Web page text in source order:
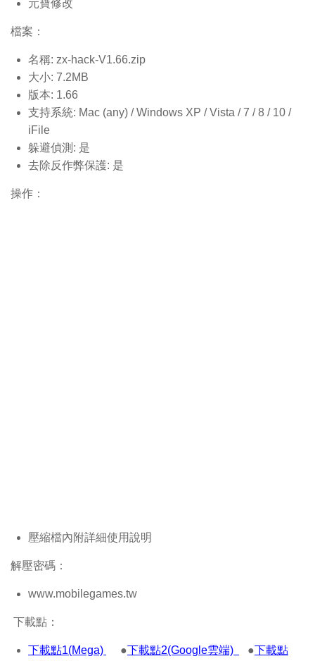
元寶修改
檔案：
名稱: zx-hack-V1.66.zip
大小: 7.2MB
版本: 1.66
支持系統: Mac (any) / Windows XP / Vista / 7 / 8 / 10 /
iFile
躲避偵測: 是
去除反作弊保護: 是
操作：
壓縮檔內附詳細使用說明
解壓密碼：
www.mobilegames.tw
下載點：
下載點1(Mega) ●下載點2(Google雲端) ●下載點